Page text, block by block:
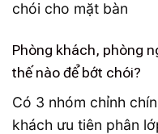
Phòng khách, phòng
thế nào để bớt chói?
Có 3 nhóm chỉnh
khách ưu tiên phân